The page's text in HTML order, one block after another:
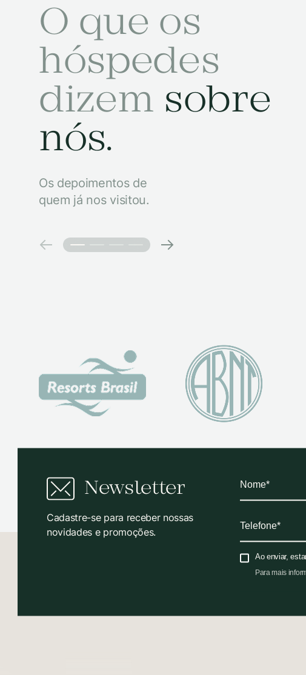
O que os
hóspedes
dizem sobre
nós.
Os depoimentos de
quem já nos visitou.
Newsletter
Cadastre-se para receber nossas
novidades e promoções.
Ao enviar,
Para mais